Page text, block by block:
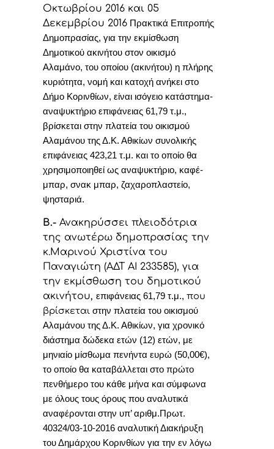
Οκτωβρίου 2016 και 05
Δεκεμβρίου 2016 Πρακτικά Επιτροπής
Δημοπρασίας, για την εκμίσθωση
Δημοτικού ακινήτου στον οικισμό
Αλαμάνο, του οποίου (ακινήτου) η πλήρης
κυριότητα, νομή και κατοχή ανήκει στο
Δήμο Κορινθίων, είναι ισόγειο κατάστημα-
αναψυκτήριο επιφάνειας 61,79 τ.μ.,
βρίσκεται στην πλατεία του οικισμού
Αλαμάνου της Δ.Κ. Αθικίων συνολικής
επιφάνειας 423,21 τ.μ. και το οποίο θα
χρησιμοποιηθεί ως αναψυκτήριο, καφέ-
μπαρ, σνακ μπαρ, ζαχαροπλαστείο,
ψησταριά.
Β.- Ανακηρύσσει πλειοδότρια
της ανωτέρω δημοπρασίας την
κ.Μαρινού Χριστίνα του
Παναγιώτη (ΑΔΤ ΑΙ 233585), για
την εκμίσθωση του δημοτικού
ακινήτου, επιφάνειας 61,79 τ.μ., που
βρίσκεται στην πλατεία του οικισμού
Αλαμάνου της Δ.Κ. Αθικίων, για χρονικό
διάστημα δώδεκα ετών (12) ετών, με
μηνιαίο μίσθωμα πενήντα ευρώ (50,00€),
το οποίο θα καταβάλλεται στο πρώτο
πενθήμερο του κάθε μήνα και σύμφωνα
με όλους τους όρους που αναλυτικά
αναφέρονται στην υπ’ αριθμ.Πρωτ.
40324/03-10-2016 αναλυτική Διακήρυξη
του Δημάρχου Κορινθίων για την εν λόγω